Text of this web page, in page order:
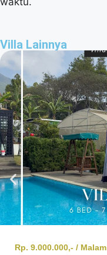
Villa Lainnya
Rp. 9.000.000,- / Malam